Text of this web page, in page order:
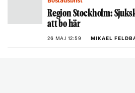
Region Stockholm:
att bo här
26 MAJ 12:59 MIKAEL